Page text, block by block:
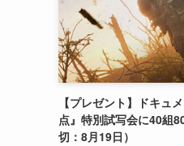
【プレゼント】ドキュ
点』特別試写会に40組
切：8月19日）